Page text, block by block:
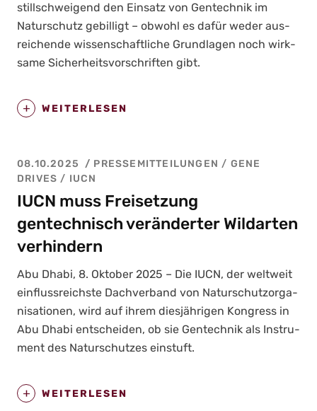
still­schwei­gend den Ein­satz von Gen­tech­nik im
Natur­schutz gebil­ligt – obwohl es dafür weder aus­
rei­chen­de wis­sen­schaft­li­che Grund­la­gen noch wirk­
sa­me Sicher­heits­vor­schrif­ten gibt.
WEITERLESEN
08.10.2025 PRESSEMITTEILUNGEN / GENE
DRIVES / IUCN
IUCN muss Freisetzung
gentechnisch veränderter Wildarten
verhindern
Abu Dha­bi, 8. Okto­ber 2025 – Die IUCN, der welt­weit
ein­fluss­reichs­te Dach­ver­band von Natur­schutz­or­ga­
ni­sa­tio­nen, wird auf ihrem dies­jäh­ri­gen Kon­gress in
Abu Dha­bi ent­schei­den, ob sie Gen­tech­nik als Instru­
ment des Natur­schut­zes ein­stuft.
WEITERLESEN